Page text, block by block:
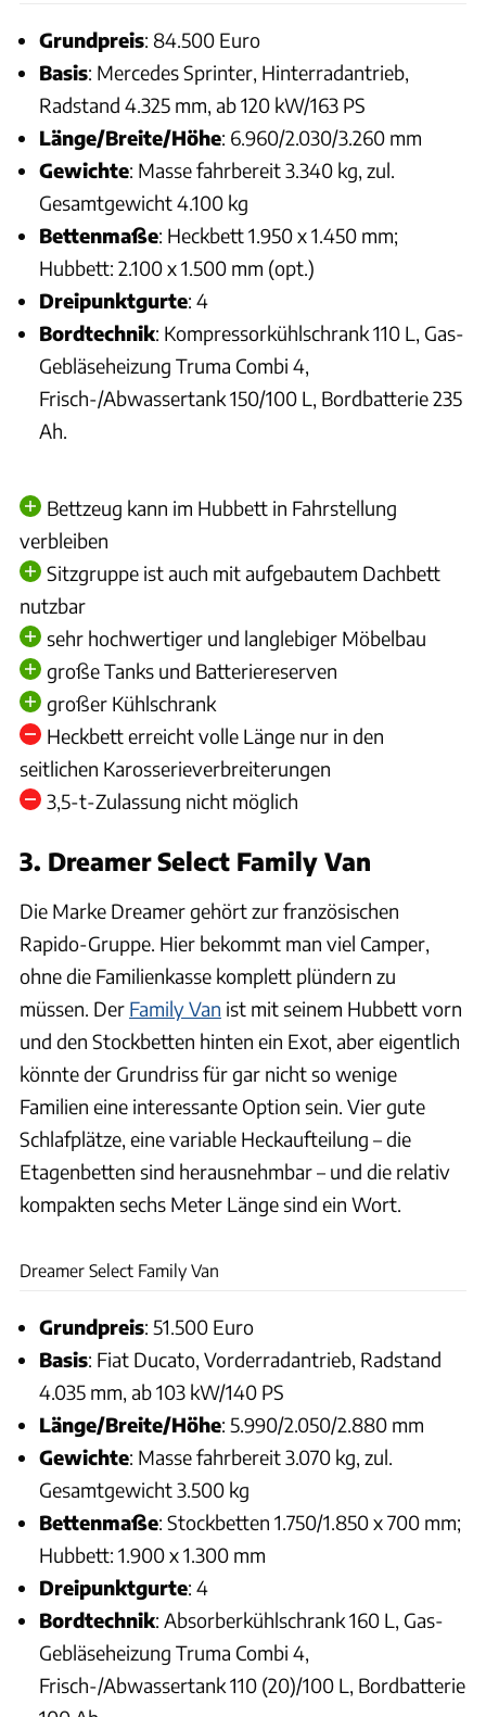
Grundpreis: 84.500 Euro
Basis: Mercedes Sprinter, Hinterradantrieb,
Radstand 4.325 mm, ab 120 kW/163 PS
Länge/Breite/Höhe: 6.960/2.030/3.260 mm
Gewichte: Masse fahrbereit 3.340 kg, zul.
Gesamtgewicht 4.100 kg
Bettenmaße: Heckbett 1.950 x 1.450 mm;
Hubbett: 2.100 x 1.500 mm (opt.)
Dreipunktgurte: 4
Bordtechnik: Kompressorkühlschrank 110 L, Gas-
Gebläseheizung Truma Combi 4,
Frisch-/Abwassertank 150/100 L, Bordbatterie 235
Ah.
Bettzeug kann im Hubbett in Fahrstellung
verbleiben
Sitzgruppe ist auch mit aufgebautem Dachbett
nutzbar
sehr hochwertiger und langlebiger Möbelbau
große Tanks und Batteriereserven
großer Kühlschrank
Heckbett erreicht volle Länge nur in den
seitlichen Karosserieverbreiterungen
3,5-t-Zulassung nicht möglich
3. Dreamer Select Family Van
Die Marke Dreamer gehört zur französischen
Rapido-Gruppe. Hier bekommt man viel Camper,
ohne die Familienkasse komplett plündern zu
müssen. Der Family Van ist mit seinem Hubbett vorn
und den Stockbetten hinten ein Exot, aber eigentlich
könnte der Grundriss für gar nicht so wenige
Familien eine interessante Option sein. Vier gute
Schlafplätze, eine variable Heckaufteilung – die
Etagenbetten sind herausnehmbar – und die relativ
kompakten sechs Meter Länge sind ein Wort.
Dreamer Select Family Van
Grundpreis: 51.500 Euro
Basis: Fiat Ducato, Vorderradantrieb, Radstand
4.035 mm, ab 103 kW/140 PS
Länge/Breite/Höhe: 5.990/2.050/2.880 mm
Gewichte: Masse fahrbereit 3.070 kg, zul.
Gesamtgewicht 3.500 kg
Bettenmaße: Stockbetten 1.750/1.850 x 700 mm;
Hubbett: 1.900 x 1.300 mm
Dreipunktgurte: 4
Bordtechnik: Absorberkühlschrank 160 L, Gas-
Gebläseheizung Truma Combi 4,
Frisch-/Abwassertank 110 (20)/100 L, Bordbatterie